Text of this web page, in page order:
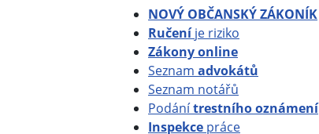
NOVÝ OBČANSKÝ ZÁKONÍK
Ručeníje riziko
Zákony online
Seznam advokátů
Seznam notářů
Podánítrestního oznámení
Inspekce práce